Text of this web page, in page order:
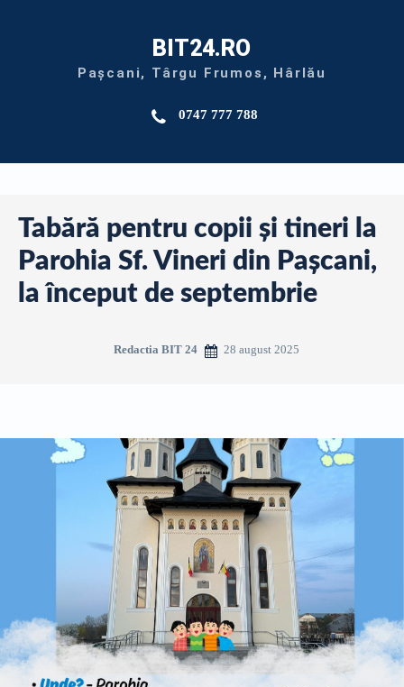
BIT24.RO
Pașcani, Târgu Frumos, Hârlău
0747 777 788
Tabără pentru copii și tineri la
Parohia Sf. Vineri din Pașcani,
la început de septembrie
Redactia BIT 24 28 august 2025